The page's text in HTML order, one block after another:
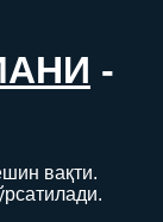
-
вақти.